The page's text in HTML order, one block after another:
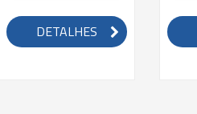
DETALHES